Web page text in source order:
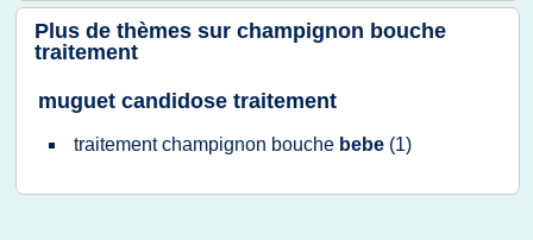
Plus de thèmes sur champignon bouche
traitement
muguet candidose traitement
traitement champignon bouche bebe (1)